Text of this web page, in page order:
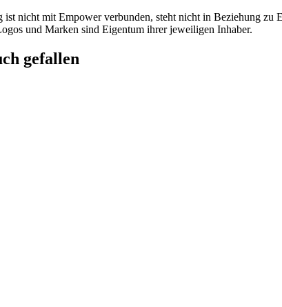
ist nicht mit Empower verbunden, steht nicht in Beziehung
und Marken sind Eigentum ihrer jeweiligen Inhaber.
gefallen